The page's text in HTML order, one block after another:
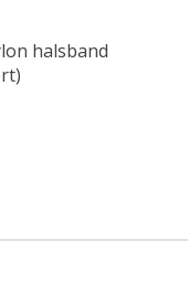
halsband